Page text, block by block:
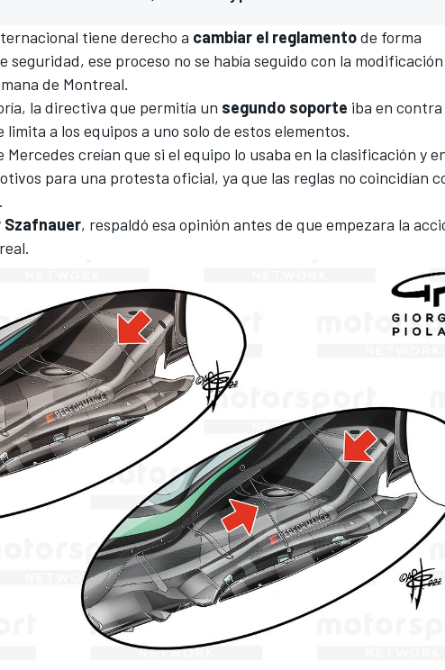
tiene derecho a cambiar el reglamentode forma
seguridad, ese proceso no se había seguido con la modificación
de Montreal.
la directiva que permitía un segundo soporte iba en contra
a los equipos a uno solo de estos elementos.
Mercedes creían que si el equipo lo usaba en la clasificación y
para una protesta oficial, ya que las reglas no coincidían
Szafnauer, respaldó esa opinión antes de que empezara la